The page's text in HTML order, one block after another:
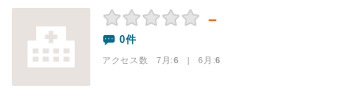
－
0件
アクセス数 7月:6 | 6月:6